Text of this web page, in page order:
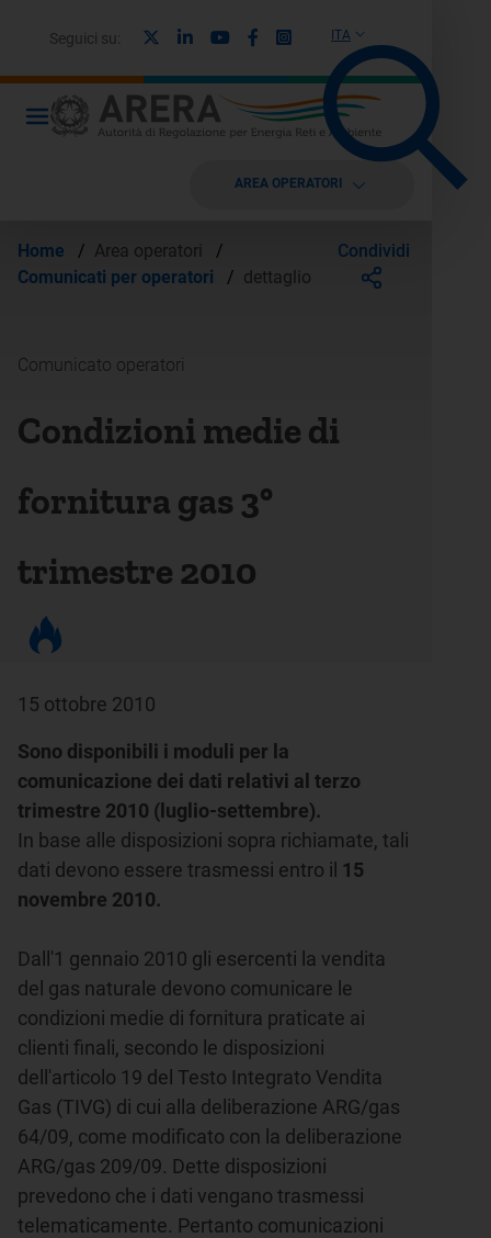
ITA
Seguici su: LinkedinYoutubeFacebook
Instagram
AREA OPERATORI
Home / Area operatori
/
Comunicati per operatori
/ dettaglio
Condividi
Comunicato operatori
Condizioni medie di
fornitura gas 3°
trimestre 2010
15 ottobre 2010
Sono disponibili i moduli per la
comunicazione dei dati relativi al terzo
trimestre 2010 (luglio-settembre).
In base alle disposizioni sopra richiamate, tali
dati devono essere trasmessi entro il 15
novembre 2010.
Dall'1 gennaio 2010 gli esercenti la vendita
del gas naturale devono comunicare le
condizioni medie di fornitura praticate ai
clienti finali, secondo le disposizioni
dell'articolo 19 del Testo Integrato Vendita
Gas (TIVG) di cui alla deliberazione ARG/gas
64/09, come modificato con la deliberazione
ARG/gas 209/09. Dette disposizioni
prevedono che i dati vengano trasmessi
telematicamente. Pertanto comunicazioni